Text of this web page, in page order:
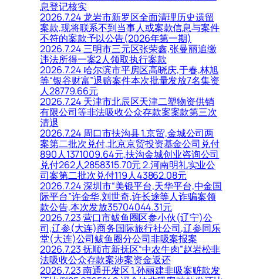
息登记核实
2026.7.24 龙岩市新罗区全面清理历史遗留
案款,现将联系不到当事人或案款信息与案件
不符的案款予以公告(2026年第一期)
2026.7.24 三明市三元区张荣鑫,张曼丽追缴
违法所得一案2人领取执行案款
2026.7.24 哈尔滨市平房区高晓庆,于春,林旭
等“银谷财富”退赔案件本次批量发放7名集资
人28779.66元
2026.7.24 天津市北辰区天津二塑物资供销
有限公司等非法吸收公众存款案案款第三次
清退
2026.7.24 周口市扶沟县 1.京贸,金城公司两
案第二批次兑付,北京京贸投资基金公司兑付
890人1371009.64元,扶沟金城创业咨询公司
兑付262人2858315.70元 2.河南明礼实业公
司案第二批次兑付119人43862.08元
2026.7.24 深圳市“美银平台,天华平台,中金国
际平台”许金华,刘世奇,许长途等人诈骗案领
款公告,本次发放35704044.31元
2026.7.23 营口市鲅鱼圈区参小伙(辽宁)公
司,辽参(大连)商务国际旅行社公司,辽参同乐
堂(大连)公司鲅鱼圈分公司非吸案报案
2026.7.23 抚顺市新抚区“中农牛肉”赵岩松非
法吸收公众存款案涉案资金返还
2026.7.23 南通开发区 1.孙丽建非吸案赃款发